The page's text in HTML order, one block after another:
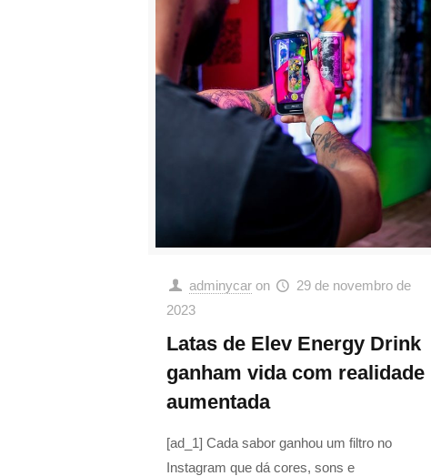
adminycar on
29 de novembro de
2023
Latas de Elev Energy Drink
ganham vida com realidade
aumentada
[ad_1] Cada sabor ganhou um filtro no
Instagram que dá cores, sons e